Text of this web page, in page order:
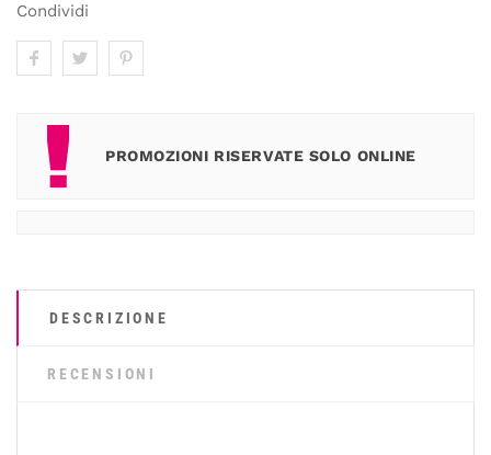
Condividi
PROMOZIONI RISERVATE SOLO ONLINE
DESCRIZIONE
RECENSIONI